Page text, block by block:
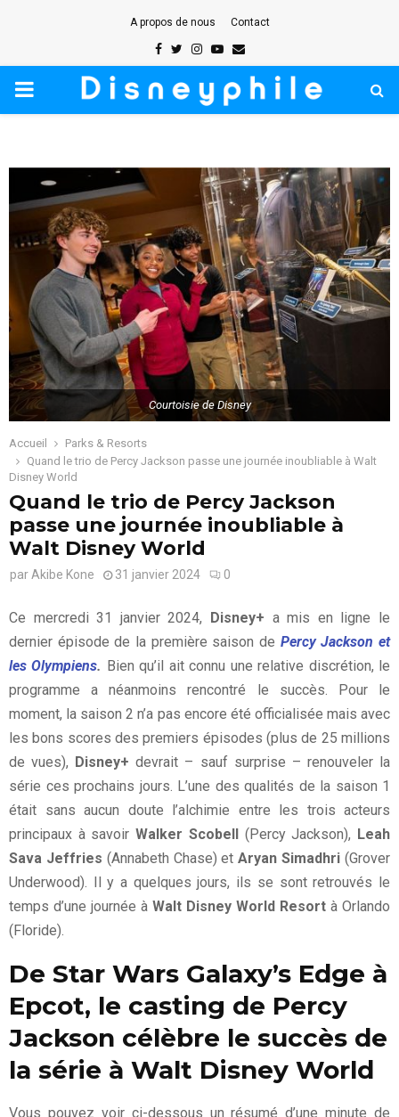
A propos de nous Contact
Facebook
TwitterInstagram
Youtube
Email
PRIMARY
Courtoisie de Disney
Accueil
Parks & Resorts
Quand le trio de Percy Jackson passe une journée inoubliable à Walt
Disney World
Quand le trio de Percy Jackson
passe une journée inoubliable à
Walt Disney World
parAkibe Kone 31 janvier 2024 0
Ce mercredi 31 janvier 2024, Disney+ a mis en ligne le
dernier épisode de la première saison de Percy Jackson et
les Olympiens. Bien qu’il ait connu une relative discrétion, le
programme a néanmoins rencontré le succès. Pour le
moment, la saison 2 n’a pas encore été officialisée mais avec
les bons scores des premiers épisodes (plus de 25 millions
de vues), Disney+ devrait – sauf surprise – renouveler la
série ces prochains jours. L’une des qualités de la saison 1
était sans aucun doute l’alchimie entre les trois acteurs
principaux à savoirWalker Scobell (Percy Jackson), Leah
Sava Jeffries (Annabeth Chase) etAryan Simadhri (Grover
Underwood). Il y a quelques jours, ils se sont retrouvés le
temps d’une journée à Walt Disney World Resort à Orlando
(Floride).
De Star Wars Galaxy’s Edge à
Epcot, le casting de Percy
Jackson célèbre le succès de
la série à Walt Disney World
Vous pouvez voir ci-dessous un résumé d’une minute de